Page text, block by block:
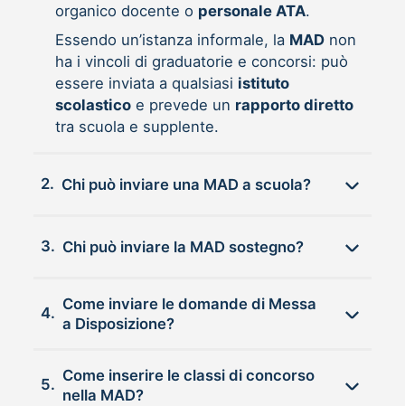
organico docente o personale ATA.
Essendo un’istanza informale, la MADnon
ha i vincoli di graduatorie e concorsi: può
essere inviata a qualsiasi istituto
scolasticoe prevede un rapporto diretto
tra scuola e supplente.
2. Chi può inviare una MAD a scuola?
3. Chi può inviare la MAD sostegno?
4.
Come inviare le domande di Messa
a Disposizione?
5.
Come inserire le classi di concorso
nella MAD?